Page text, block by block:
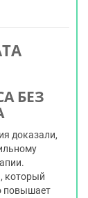
БЕЗ
доказали,
который
повышает